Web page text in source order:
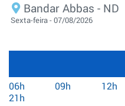
Bandar Abbas - ND
Sexta-feira - 07/08/2026
06h 09h 12h
21h